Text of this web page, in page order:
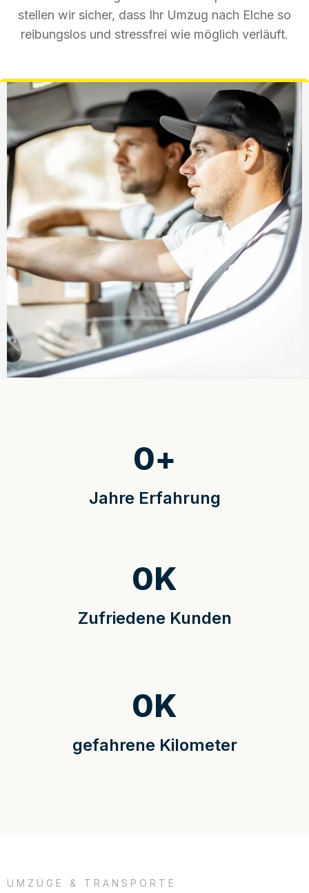
stellen wir sicher, dass Ihr Umzug nach Elche so
reibungslos und stressfrei wie möglich verläuft.
Jahre Erfahrung
0+
Zufriedene Kunden
0K
gefahrene Kilometer
0K
UMZÜGE & TRANSPORTE